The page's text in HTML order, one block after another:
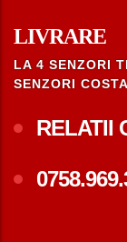
LIVRARE
LA 4 SENZORI
SENZORI
RELATII